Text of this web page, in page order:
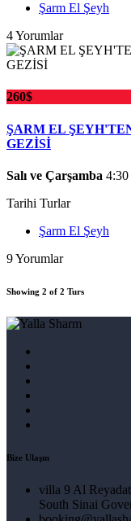
Şarm El Şeyh
4 Yorumlar
260$
ŞARM EL
GEZİSİ
Salı ve Çarşamba
Tarihi Turlar
Şarm El Şeyh
9 Yorumlar
Showing 2 of 2 Turs
Bize Ulaşın
villa 9 Al
South Sinai